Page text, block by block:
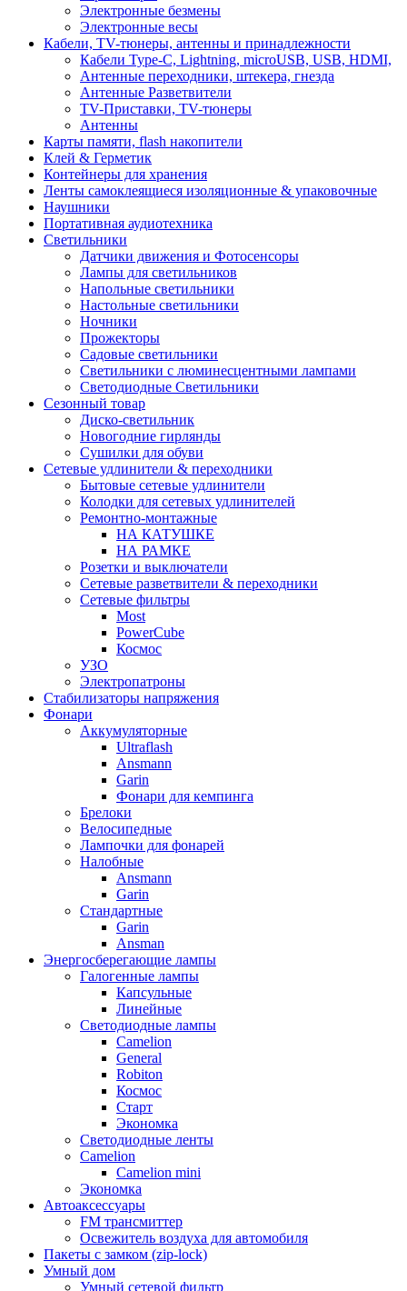
Электронные безмены
Электронные весы
Кабели, TV-тюнеры, антенны и принадлежности
Кабели Type-C, Lightning, microUSB, USB, HDMI,
Антенные переходники, штекера, гнезда
Антенные Разветвители
TV-Приставки, TV-тюнеры
Антенны
Карты памяти, flash накопители
Клей & Герметик
Контейнеры для хранения
Ленты самоклеящиеся изоляционные & упаковочные
Наушники
Портативная аудиотехника
Светильники
Датчики движения и Фотосенсоры
Лампы для светильников
Напольные светильники
Настольные светильники
Ночники
Прожекторы
Садовые светильники
Светильники с люминесцентными лампами
Светодиодные Светильники
Сезонный товар
Диско-светильник
Новогодние гирлянды
Сушилки для обуви
Сетевые удлинители & переходники
Бытовые сетевые удлинители
Колодки для сетевых удлинителей
Ремонтно-монтажные
НА КАТУШКЕ
НА РАМКЕ
Розетки и выключатели
Сетевые разветвители & переходники
Сетевые фильтры
Most
PowerCube
Космос
УЗО
Электропатроны
Стабилизаторы напряжения
Фонари
Аккумуляторные
Ultraflash
Ansmann
Garin
Фонари для кемпинга
Брелоки
Велосипедные
Лампочки для фонарей
Налобные
Ansmann
Garin
Стандартные
Garin
Ansman
Энергосберегающие лампы
Галогенные лампы
Капсульные
Линейные
Светодиодные лампы
Camelion
General
Robiton
Космос
Старт
Экономка
Светодиодные ленты
Camelion
Camelion mini
Экономка
Автоаксессуары
FM трансмиттер
Освежитель воздуха для автомобиля
Пакеты с замком (zip-lock)
Умный дом
Умный сетевой фильтр